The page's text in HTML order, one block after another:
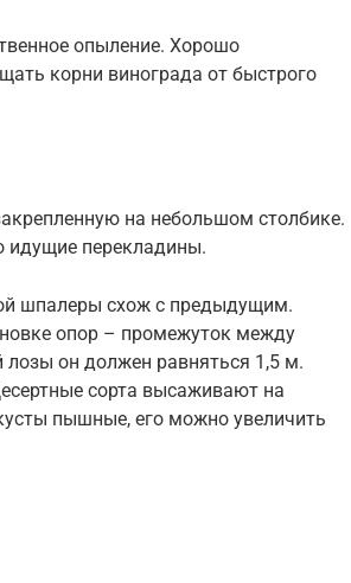
опыление. Хорошо
корни винограда от быстрого
на небольшом столбике.
идущие перекладины.
шпалеры схож с предыдущим.
опор – промежуток между
он должен равняться 1,5 м.
сорта высаживают на
пышные, его можно увеличить